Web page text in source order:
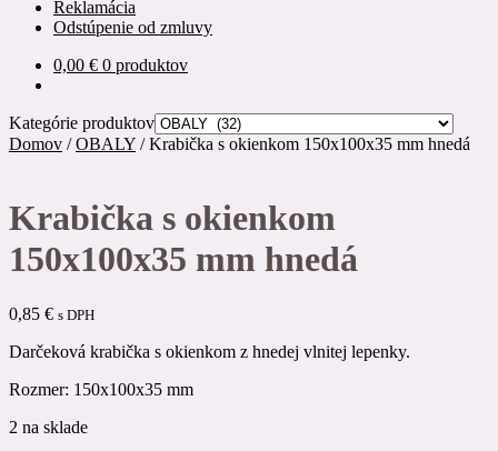
Reklamácia
Odstúpenie od zmluvy
0,00 € 0 produktov
Kategórie produktov
Domov /OBALY /Krabička s okienkom 150x100x35 mm hnedá
Krabička s okienkom
150x100x35 mm hnedá
0,85 € s DPH
Darčeková krabička s okienkom z hnedej vlnitej lepenky.
Rozmer: 150x100x35 mm
2 na sklade